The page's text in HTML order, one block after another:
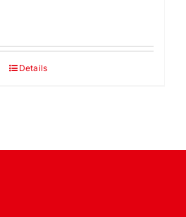
Details